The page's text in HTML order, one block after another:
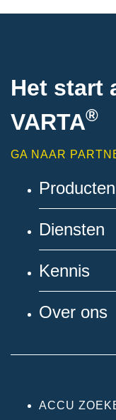
Het start
VARTA®
GA NAAR
Producten
Diensten
Kennis
Over ons
ACCU